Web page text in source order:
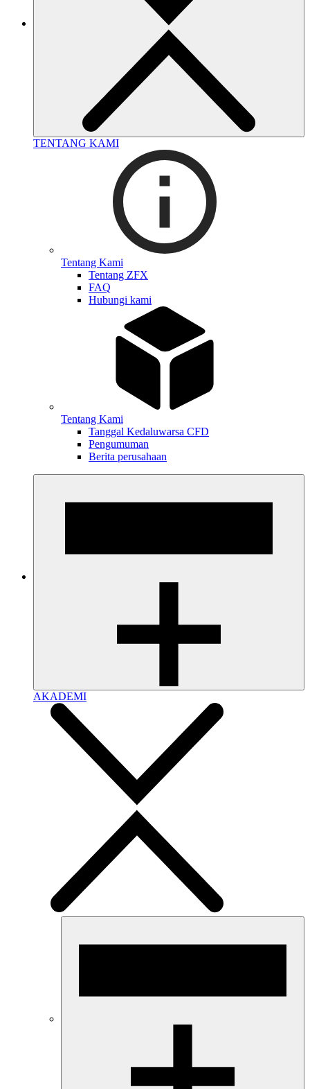
TENTANG KAMI
Tentang Kami
Tentang ZFX
FAQ
Hubungi kami
Tentang Kami
Tanggal Kedaluwarsa CFD
Pengumuman
Berita perusahaan
AKADEMI